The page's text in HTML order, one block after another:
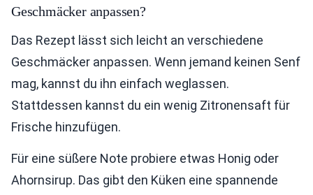
Geschmäcker anpassen?
Das Rezept lässt sich leicht an verschiedene
Geschmäcker anpassen. Wenn jemand keinen Senf
mag, kannst du ihn einfach weglassen.
Stattdessen kannst du ein wenig Zitronensaft für
Frische hinzufügen.
Für eine süßere Note probiere etwas Honig oder
Ahornsirup. Das gibt den Küken eine spannende